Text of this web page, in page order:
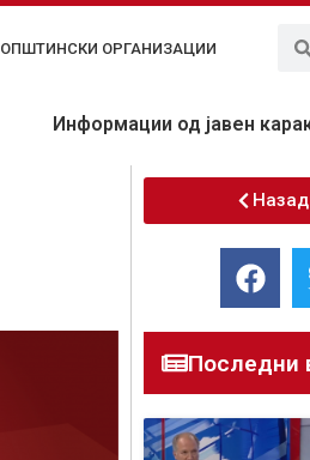
ОПШТИНСКИ ОРГАНИЗАЦИИ
Информации од јавен
Последни